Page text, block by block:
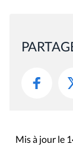
Mis à jour le